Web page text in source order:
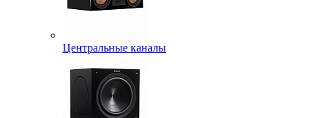
Центральные каналы